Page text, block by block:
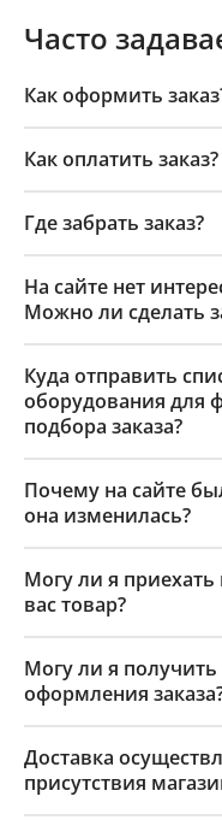
Часто
Как оформить
Как оплатить заказ?
Где забрать заказ?
На сайте нет
Можно ли сделать
Куда отправить
оборудования для
подбора заказа?
Почему на сайте
она изменилась?
Могу ли я приехать
вас товар?
Могу ли я получить
оформления
Доставка
присутствия